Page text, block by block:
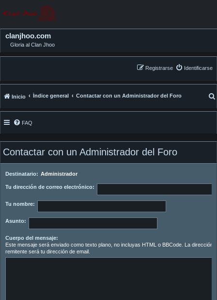
clanjhoo.com
Gloria al Clan Jhoo
Identificarse
Registrarse
Inicio Índice general Contactar con un Administrador del Foro
FAQ
Contactar con un Administrador del Foro
Destinatario: Administrador
Tu dirección de correo electrónico:
Tu nombre:
Asunto:
Cuerpo del mensaje:
Este mensaje será enviado como texto plano, no incluyas HTML o BBCode. La dirección
remitente será tu dirección de email.